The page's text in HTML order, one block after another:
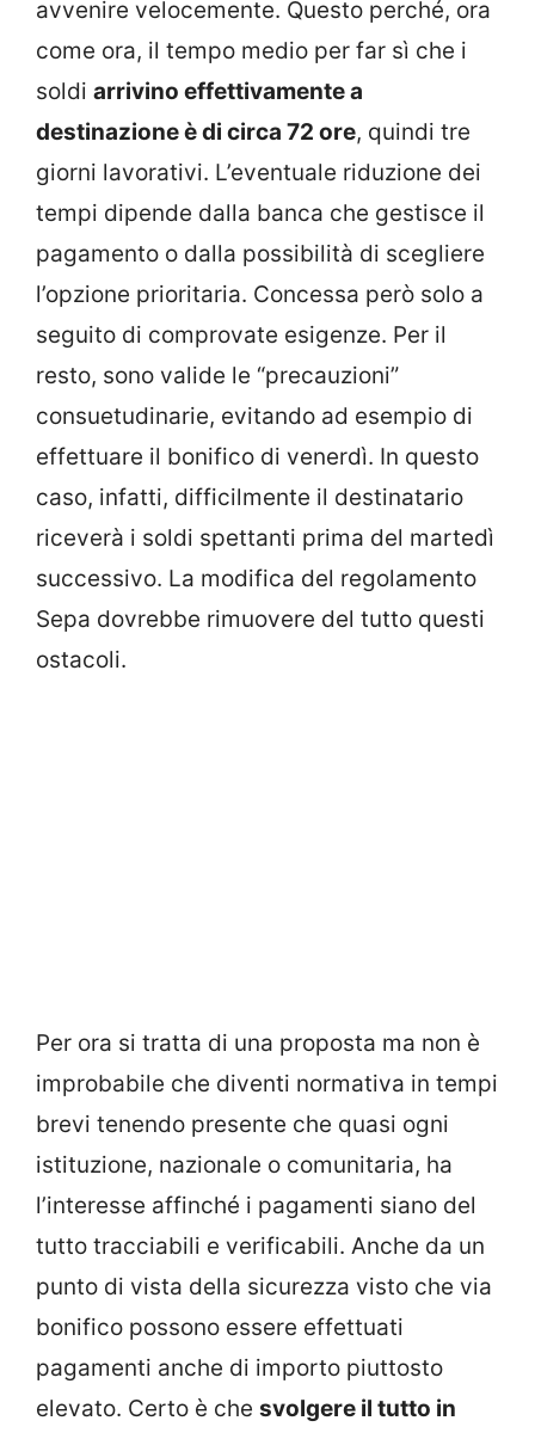
avvenire velocemente. Questo perché, ora
come ora, il tempo medio per far sì che i
soldi arrivino effettivamente a
destinazione è di circa 72 ore, quindi tre
giorni lavorativi. L’eventuale riduzione dei
tempi dipende dalla banca che gestisce il
pagamento o dalla possibilità di scegliere
l’opzione prioritaria. Concessa però solo a
seguito di comprovate esigenze. Per il
resto, sono valide le “precauzioni”
consuetudinarie, evitando ad esempio di
effettuare il bonifico di venerdì. In questo
caso, infatti, difficilmente il destinatario
riceverà i soldi spettanti prima del martedì
successivo. La modifica del regolamento
Sepa dovrebbe rimuovere del tutto questi
ostacoli.
Per ora si tratta di una proposta ma non è
improbabile che diventi normativa in tempi
brevi tenendo presente che quasi ogni
istituzione, nazionale o comunitaria, ha
l’interesse affinché i pagamenti siano del
tutto tracciabili e verificabili. Anche da un
punto di vista della sicurezza visto che via
bonifico possono essere effettuati
pagamenti anche di importo piuttosto
elevato. Certo è che svolgere il tutto in